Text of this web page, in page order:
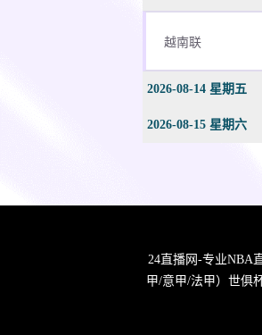
越南联
2026-08-14 星期五
2026-08-15 星期六
24直播网-专业NBA
甲/意甲/法甲）世俱